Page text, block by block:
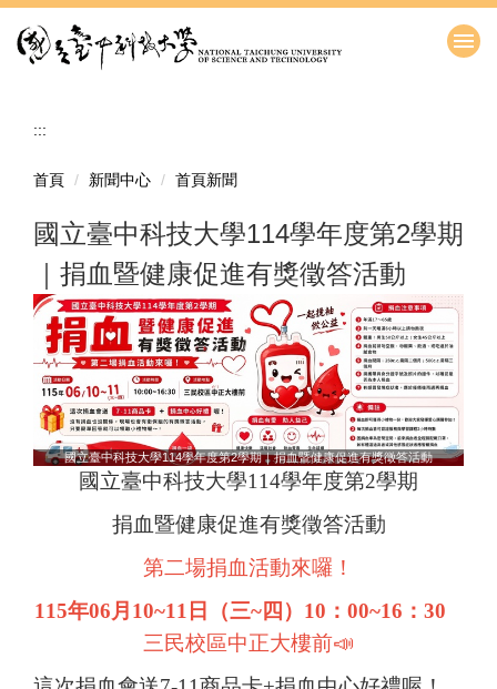
到
:::
首頁 新聞中心 首頁新聞
國立臺中科技大學114學年度第2學期
｜捐血暨健康促進有獎徵答活動
國立臺中科技大學114學年度第2學期｜捐血暨健康促進有獎徵答活動
國立臺中科技大學114學年度第2學期
捐血暨健康促進有獎徵答活動
第二場捐血活動來囉！
115年06月10~11日（三~四）10：00~16：30
三民校區中正大樓前📣